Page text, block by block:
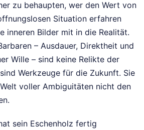
zu behaupten, wer den Wert von
Situation erfahren
inneren Bilder mit in die Realität.
– Ausdauer, Direktheit und
Wille – sind keine Relikte der
Werkzeuge für die Zukunft. Sie
voller Ambiguitäten nicht den
sein Eschenholz fertig